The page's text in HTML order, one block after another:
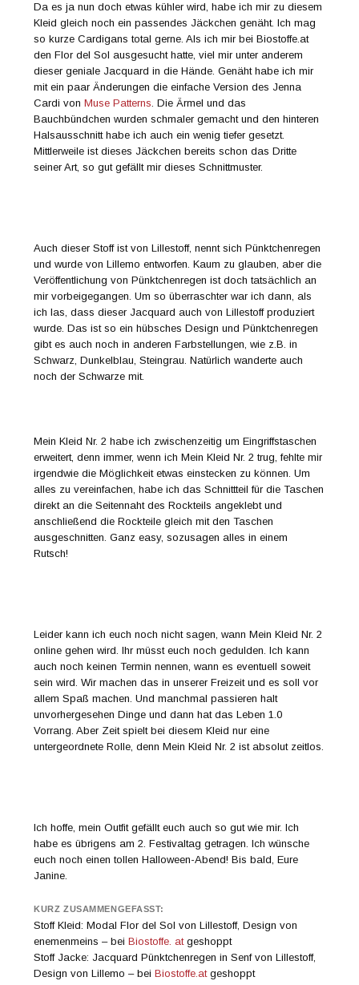
Da es ja nun doch etwas kühler wird, habe ich mir zu diesem
Kleid gleich noch ein passendes Jäckchen genäht. Ich mag
so kurze Cardigans total gerne. Als ich mir bei Biostoffe.at
den Flor del Sol ausgesucht hatte, viel mir unter anderem
dieser geniale Jacquard in die Hände. Genäht habe ich mir
mit ein paar Änderungen die einfache Version des Jenna
Cardi vonMuse Patterns. Die Ärmel und das
Bauchbündchen wurden schmaler gemacht und den hinteren
Halsausschnitt habe ich auch ein wenig tiefer gesetzt.
Mittlerweile ist dieses Jäckchen bereits schon das Dritte
seiner Art, so gut gefällt mir dieses Schnittmuster.
Auch dieser Stoff ist von Lillestoff, nennt sich Pünktchenregen
und wurde von Lillemo entworfen. Kaum zu glauben, aber die
Veröffentlichung von Pünktchenregen ist doch tatsächlich an
mir vorbeigegangen. Um so überraschter war ich dann, als
ich las, dass dieser Jacquard auch von Lillestoff produziert
wurde. Das ist so ein hübsches Design und Pünktchenregen
gibt es auch noch in anderen Farbstellungen, wie z.B. in
Schwarz, Dunkelblau, Steingrau. Natürlich wanderte auch
noch der Schwarze mit.
Mein Kleid Nr. 2 habe ich zwischenzeitig um Eingriffstaschen
erweitert, denn immer, wenn ich Mein Kleid Nr. 2 trug, fehlte mir
irgendwie die Möglichkeit etwas einstecken zu können. Um
alles zu vereinfachen, habe ich das Schnittteil für die Taschen
direkt an die Seitennaht des Rockteils angeklebt und
anschließend die Rockteile gleich mit den Taschen
ausgeschnitten. Ganz easy, sozusagen alles in einem
Rutsch!
Leider kann ich euch noch nicht sagen, wann Mein Kleid Nr. 2
online gehen wird. Ihr müsst euch noch gedulden. Ich kann
auch noch keinen Termin nennen, wann es eventuell soweit
sein wird. Wir machen das in unserer Freizeit und es soll vor
allem Spaß machen. Und manchmal passieren halt
unvorhergesehen Dinge und dann hat das Leben 1.0
Vorrang. Aber Zeit spielt bei diesem Kleid nur eine
untergeordnete Rolle, denn Mein Kleid Nr. 2 ist absolut zeitlos.
Ich hoffe, mein Outfit gefällt euch auch so gut wie mir. Ich
habe es übrigens am 2. Festivaltag getragen. Ich wünsche
euch noch einen tollen Halloween-Abend! Bis bald, Eure
Janine.
KURZ ZUSAMMENGEFASST:
Stoff Kleid: Modal Flor del Sol von Lillestoff, Design von
enemenmeins – beiBiostoffe. atgeshoppt
Stoff Jacke: Jacquard Pünktchenregen in Senf von Lillestoff,
Design von Lillemo – beiBiostoffe.atgeshoppt